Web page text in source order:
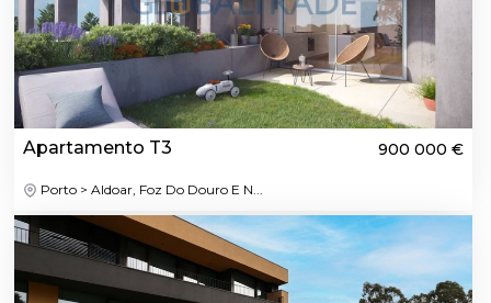
Apartamento T3 900 000 €
Porto > Aldoar, Foz Do Douro E N...